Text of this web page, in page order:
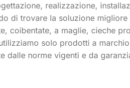
realizzazione,
di trovare la soluzione
coibentate, a maglie, cieche
solo prodotti a
dalle norme vigenti e da